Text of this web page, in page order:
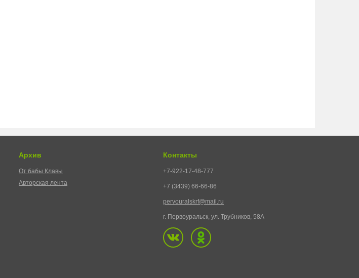
Архив
От бабы Клавы
Авторская лента
Контакты
+7-922-17-48-777
+7 (3439) 66-66-86
pervouralskrf@mail.ru
г. Первоуральск, ул. Трубников, 58А